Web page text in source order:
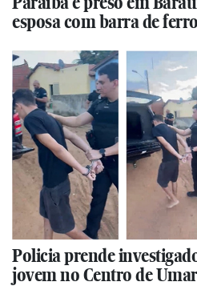
esposa com barra de ferro
Policia prende
jovem no Centro de